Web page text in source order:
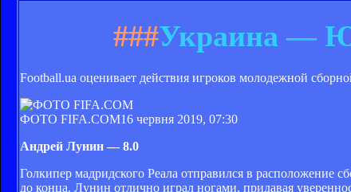
###Украина —
Football.ua оценивает действия игроков молодежной
ФОТО FIFA.COM16 червня 2019, 07:30
Андрей Лунин — 8.0
Голкипер мадридского Реала отправился в расположение
до конца. Лунин отлично играл ногами, придавая